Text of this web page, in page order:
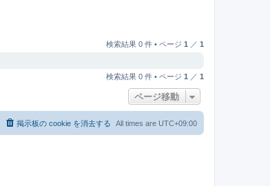
検索結果 0 件 • ページ 1 ／ 1
検索結果 0 件 • ページ 1 ／ 1
ページ移動
All times are UTC+09:00
掲示板の cookie を消去する